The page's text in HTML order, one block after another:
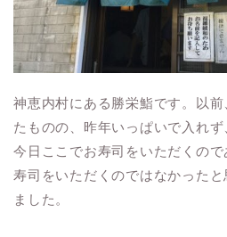
神恵内村にある勝栄鮨です。以
たものの、昨年いっぱいで入れず
今日ここでお寿司をいただくの
寿司をいただくのではなかった
ました。